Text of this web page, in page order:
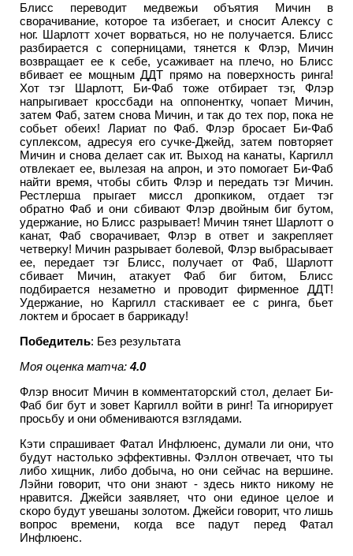
Блисс переводит медвежьи объятия Мичин в
сворачивание, которое та избегает, и сносит Алексу с
ног. Шарлотт хочет ворваться, но не получается. Блисс
разбирается с соперницами, тянется к Флэр, Мичин
возвращает ее к себе, усаживает на плечо, но Блисс
вбивает ее мощным ДДТ прямо на поверхность ринга!
Хот тэг Шарлотт, Би-Фаб тоже отбирает тэг, Флэр
напрыгивает кроссбади на оппонентку, чопает Мичин,
затем Фаб, затем снова Мичин, и так до тех пор, пока не
собьет обеих! Лариат по Фаб. Флэр бросает Би-Фаб
суплексом, адресуя его сучке-Джейд, затем повторяет
Мичин и снова делает сак ит. Выход на канаты, Каргилл
отвлекает ее, вылезая на апрон, и это помогает Би-Фаб
найти время, чтобы сбить Флэр и передать тэг Мичин.
Рестлерша прыгает миссл дропкиком, отдает тэг
обратно Фаб и они сбивают Флэр двойным биг бутом,
удержание, но Блисс разрывает! Мичин тянет Шарлотт о
канат, Фаб сворачивает, Флэр в ответ и закрепляет
четверку! Мичин разрывает болевой, Флэр выбрасывает
ее, передает тэг Блисс, получает от Фаб, Шарлотт
сбивает Мичин, атакует Фаб биг битом, Блисс
подбирается незаметно и проводит фирменное ДДТ!
Удержание, но Каргилл стаскивает ее с ринга, бьет
локтем и бросает в баррикаду!
Победитель: Без результата
Моя оценка матча:4.0
Флэр вносит Мичин в комментаторский стол, делает Би-
Фаб биг бут и зовет Каргилл войти в ринг! Та игнорирует
просьбу и они обмениваются взглядами.
Кэти спрашивает Фатал Инфлюенс, думали ли они, что
будут настолько эффективны. Фэллон отвечает, что ты
либо хищник, либо добыча, но они сейчас на вершине.
Лэйни говорит, что они знают - здесь никто никому не
нравится. Джейси заявляет, что они единое целое и
скоро будут увешаны золотом. Джейси говорит, что лишь
вопрос времени, когда все падут перед Фатал
Инфлюенс.